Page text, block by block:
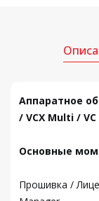
Аппаратное
/ VCX Multi /
Основные
Прошивка /